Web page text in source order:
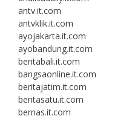
antv.it.com
antvklik.it.com
ayojakarta.it.com
ayobandung.it.com
beritabali.it.com
bangsaonline.it.com
beritajatim.it.com
beritasatu.it.com
bernas.it.com